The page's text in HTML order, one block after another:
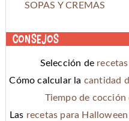
SOPAS Y CREMAS
Consejos
Selección de
Cómo calcular la cantidad
Tiempo de cocción
Las recetas para Halloween